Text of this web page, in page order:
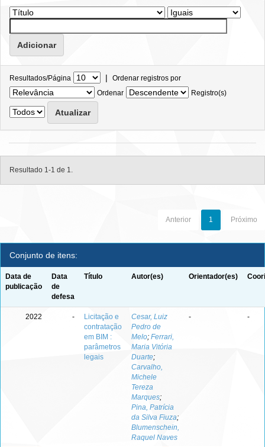
Resultados/Página | Ordenar registros por
Ordenar
Registro(s)
Resultado 1-1 de 1.
Anterior 1 Próximo
Conjunto de itens:
Data de
publicação
Data
de
defesa
Título Autor(es) Orientador(es)
2022 -
Licitação e
contratação
em BIM :
parâmetros
legais
Cesar, Luiz
Pedro de
Melo; Ferrari,
Maria Vitória
Duarte;
Carvalho,
Michele
Tereza
Marques;
Pina, Patrícia
da Silva Fiuza;
Blumenschein,
Raquel Naves
- -